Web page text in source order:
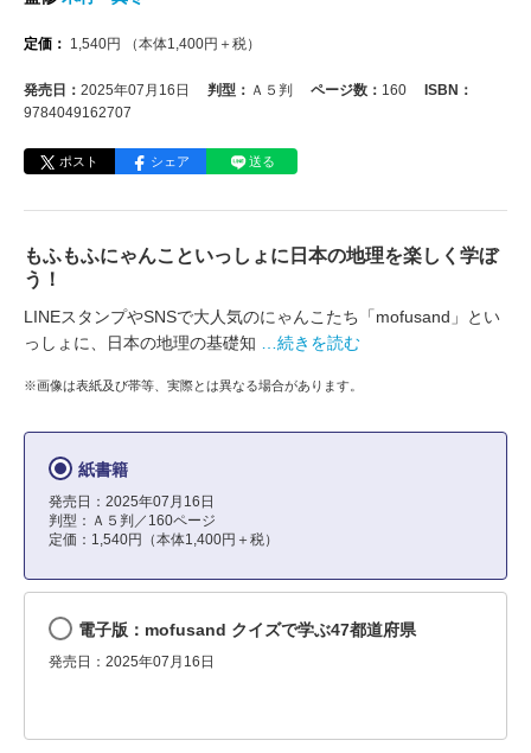
定価： 1,540円 （本体1,400円＋税）
発売日： 2025年07月16日 判型： Ａ５判 ページ数： 160
ISBN：
9784049162707
ポスト シェア 送る
もふもふにゃんこといっしょに日本の地理を楽しく学ぼ
う！
LINEスタンプやSNSで大人気のにゃんこたち「mofusand」とい
っしょに、日本の地理の基礎知
…続きを読む
※画像は表紙及び帯等、実際とは異なる場合があります。
紙書籍
発売日：2025年07月16日
判型：Ａ５判／160ページ
定価：1,540円（本体1,400円＋税）
電子版：mofusand クイズで学ぶ47都道府県
発売日：2025年07月16日